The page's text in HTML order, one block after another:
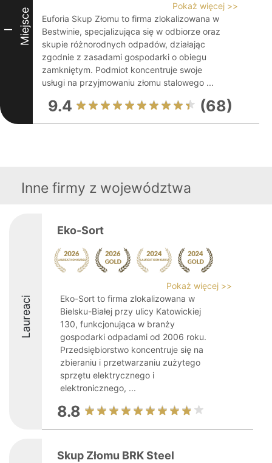
I Miejsce
Pokaż więcej >>
Euforia Skup Złomu to firma zlokalizowana w
Bestwinie, specjalizująca się w odbiorze oraz
skupie różnorodnych odpadów, działając
zgodnie z zasadami gospodarki o obiegu
zamkniętym. Podmiot koncentruje swoje
usługi na przyjmowaniu złomu stalowego ...
9.4 (68)
Inne firmy z województwa
Laureaci
Eko-Sort
Pokaż więcej >>
Eko-Sort to firma zlokalizowana w
Bielsku-Białej przy ulicy Katowickiej
130, funkcjonująca w branży
gospodarki odpadami od 2006 roku.
Przedsiębiorstwo koncentruje się na
zbieraniu i przetwarzaniu zużytego
sprzętu elektrycznego i
elektronicznego, ...
8.8
Skup Złomu BRK Steel